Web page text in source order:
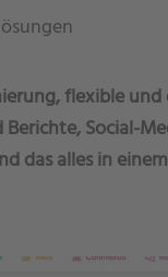
flexible
Social-
das alles in